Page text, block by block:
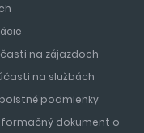
na zájazdoch
na službách
podmienky
dokument o